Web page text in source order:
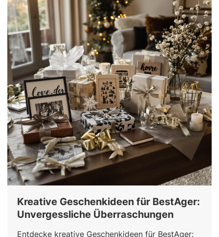
Kreative Geschenkideen für BestAger:
Unvergessliche Überraschungen
Entdecke kreative Geschenkideen für BestAger: